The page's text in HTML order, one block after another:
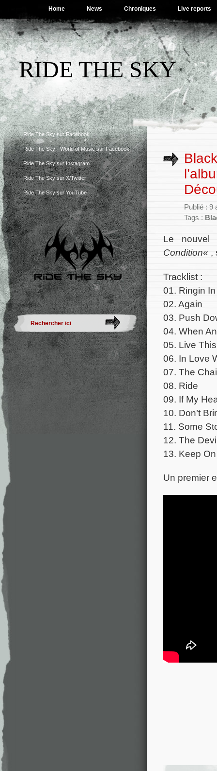
Home News Chroniques Live reports
RIDE THE SKY
Ride The Sky sur Facebook
Ride The Sky - World of Music sur Facebook
Ride The Sky sur Instagram
Ride The Sky sur X/Twitter
Ride The Sky sur YouTube
Publié : 9
Tags :
Le
Condition« ,
Tracklist :
01. Ringin
02. Again
03. Push
04. When
05. Live
06. In Love
07. The
08. Ride
09. If My
10. Don’t
11. Some
12. The
13. Keep
Un premier